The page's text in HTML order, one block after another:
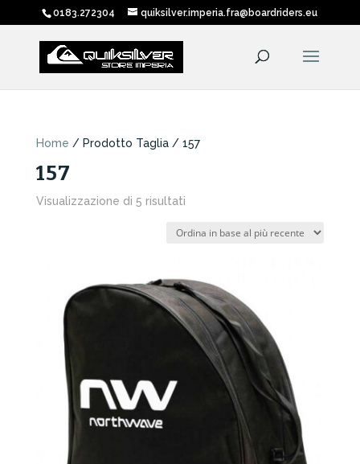
0183.272304 quiksilver.imperia.fra@boardriders.eu
Home / Prodotto Taglia / 157
157
Visualizzazione di 5 risultatiOrdina
base
recente